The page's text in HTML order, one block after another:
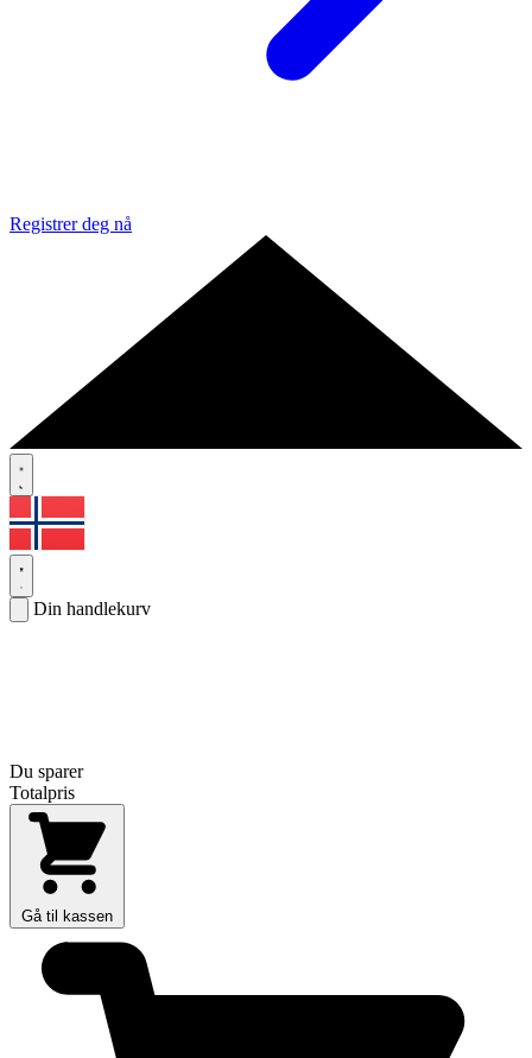
Registrer deg nå
Din handlekurv
Du sparer
Totalpris
Gå til kassen